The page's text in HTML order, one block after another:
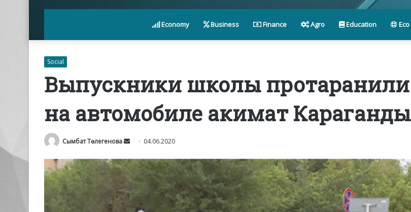
Economy Business Finance Agro Education Eco
Social
Выпускники школы протаранили
на автомобиле акимат Караганды
Сымбат Төлегенова
Send
email
04.06.2020